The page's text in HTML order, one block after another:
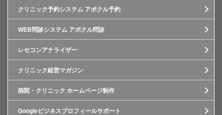
クリニック予約システム アポクル予約
WEB問診システム アポクル問診
レセコンアナライザー
クリニック経営マガジン
病院・クリニック ホームページ制作
Googleビジネスプロフィールサポート